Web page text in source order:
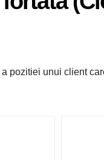
pozitiei unui client